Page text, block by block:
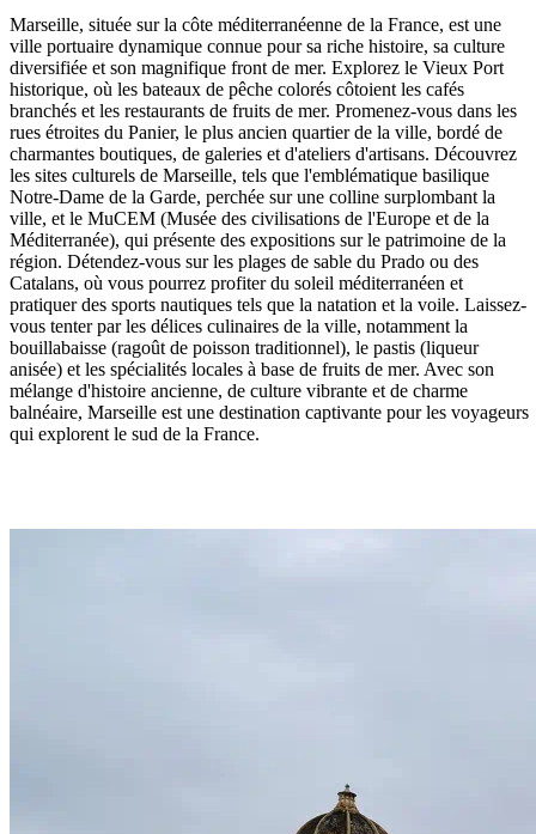
Marseille, située sur la côte méditerranéenne de la France, est une
ville portuaire dynamique connue pour sa riche histoire, sa culture
diversifiée et son magnifique front de mer. Explorez le Vieux Port
historique, où les bateaux de pêche colorés côtoient les cafés
branchés et les restaurants de fruits de mer. Promenez-vous dans les
rues étroites du Panier, le plus ancien quartier de la ville, bordé de
charmantes boutiques, de galeries et d'ateliers d'artisans. Découvrez
les sites culturels de Marseille, tels que l'emblématique basilique
Notre-Dame de la Garde, perchée sur une colline surplombant la
ville, et le MuCEM (Musée des civilisations de l'Europe et de la
Méditerranée), qui présente des expositions sur le patrimoine de la
région. Détendez-vous sur les plages de sable du Prado ou des
Catalans, où vous pourrez profiter du soleil méditerranéen et
pratiquer des sports nautiques tels que la natation et la voile. Laissez-
vous tenter par les délices culinaires de la ville, notamment la
bouillabaisse (ragoût de poisson traditionnel), le pastis (liqueur
anisée) et les spécialités locales à base de fruits de mer. Avec son
mélange d'histoire ancienne, de culture vibrante et de charme
balnéaire, Marseille est une destination captivante pour les voyageurs
qui explorent le sud de la France.